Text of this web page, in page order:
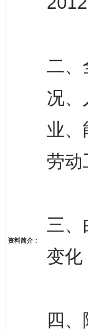
资料简介：
二、
况、
业、
劳动
三
变化
四